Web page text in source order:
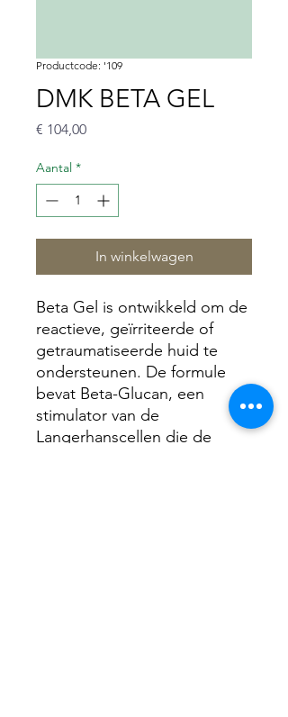
Productcode: '109
DMK BETA GEL
€ 104,00Prijs
Aantal *
In winkelwagen
Beta Gel is ontwikkeld om de
reactieve, geïrriteerde of
getraumatiseerde huid te
ondersteunen. De formule
bevat Beta-Glucan, een
stimulator van de
Langerhanscellen die de